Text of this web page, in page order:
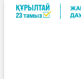
Skip